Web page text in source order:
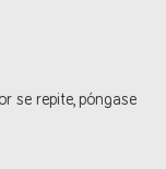
se repite, póngase